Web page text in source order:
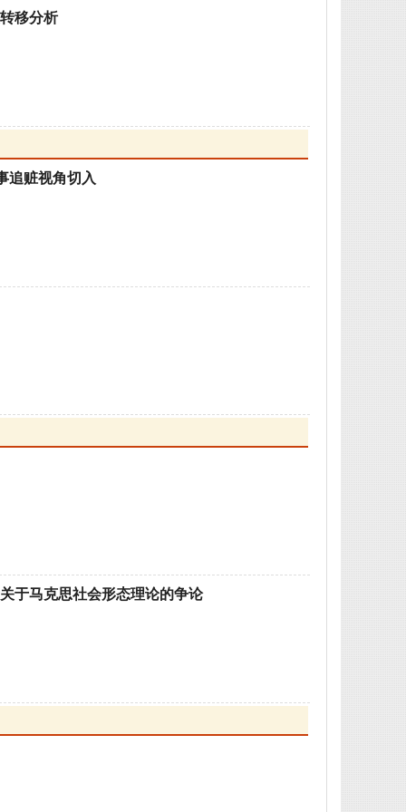
移分析
追赃视角切入
于马克思社会形态理论的争论